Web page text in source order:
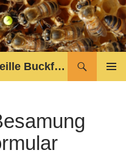
Association Suisse de l’Abeille Buckfast